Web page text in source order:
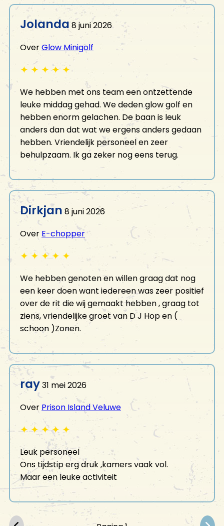
Jolanda 8 juni 2026
OverGlow Minigolf
✦ ✦ ✦ ✦ ✦
We hebben met ons team een ontzettende
leuke middag gehad. We deden glow golf en
hebben enorm gelachen. De baan is leuk
anders dan dat wat we ergens anders gedaan
hebben. Vriendelijk personeel en zeer
behulpzaam. Ik ga zeker nog eens terug.
Dirkjan 8 juni 2026
Over E-chopper
✦ ✦ ✦✦ ✦
We hebben genoten en willen graag dat nog
een keer doen want iedereen was zeer positief
over de rit die wij gemaakt hebben , graag tot
ziens, vriendelijke groet van D J Hop en (
schoon )Zonen.
ray31 mei 2026
Over Prison Island Veluwe
✦ ✦✦✦ ✦
Leuk personeel
Ons tijdstip erg druk ,kamers vaak vol.
Maar een leuke activiteit